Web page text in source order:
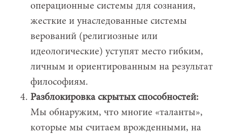
операционные системы для сознания,
жесткие и унаследованные системы
верований (религиозные или
идеологические) уступят место гибким,
личным и ориентированным на результат
философиям.
Разблокировка скрытых способностей:
Мы обнаружим, что многие «таланты»,
которые мы считаем врожденными, на